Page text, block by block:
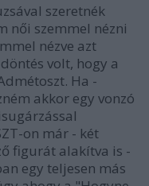
szeretnék
női szemmel nézni
nézve azt
volt, hogy a
Ha -
akkor egy vonzó
on már - két
figurát alakítva is -
egy teljesen más